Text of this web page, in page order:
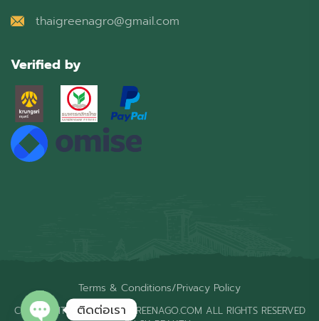
thaigreenagro@gmail.com
Verified by
COPYRIGHT © 2026 THAIGREENAGO.COM ALL RIGHTS RESERVED
Terms & Conditions/Privacy Policy
ติดต่อเรา